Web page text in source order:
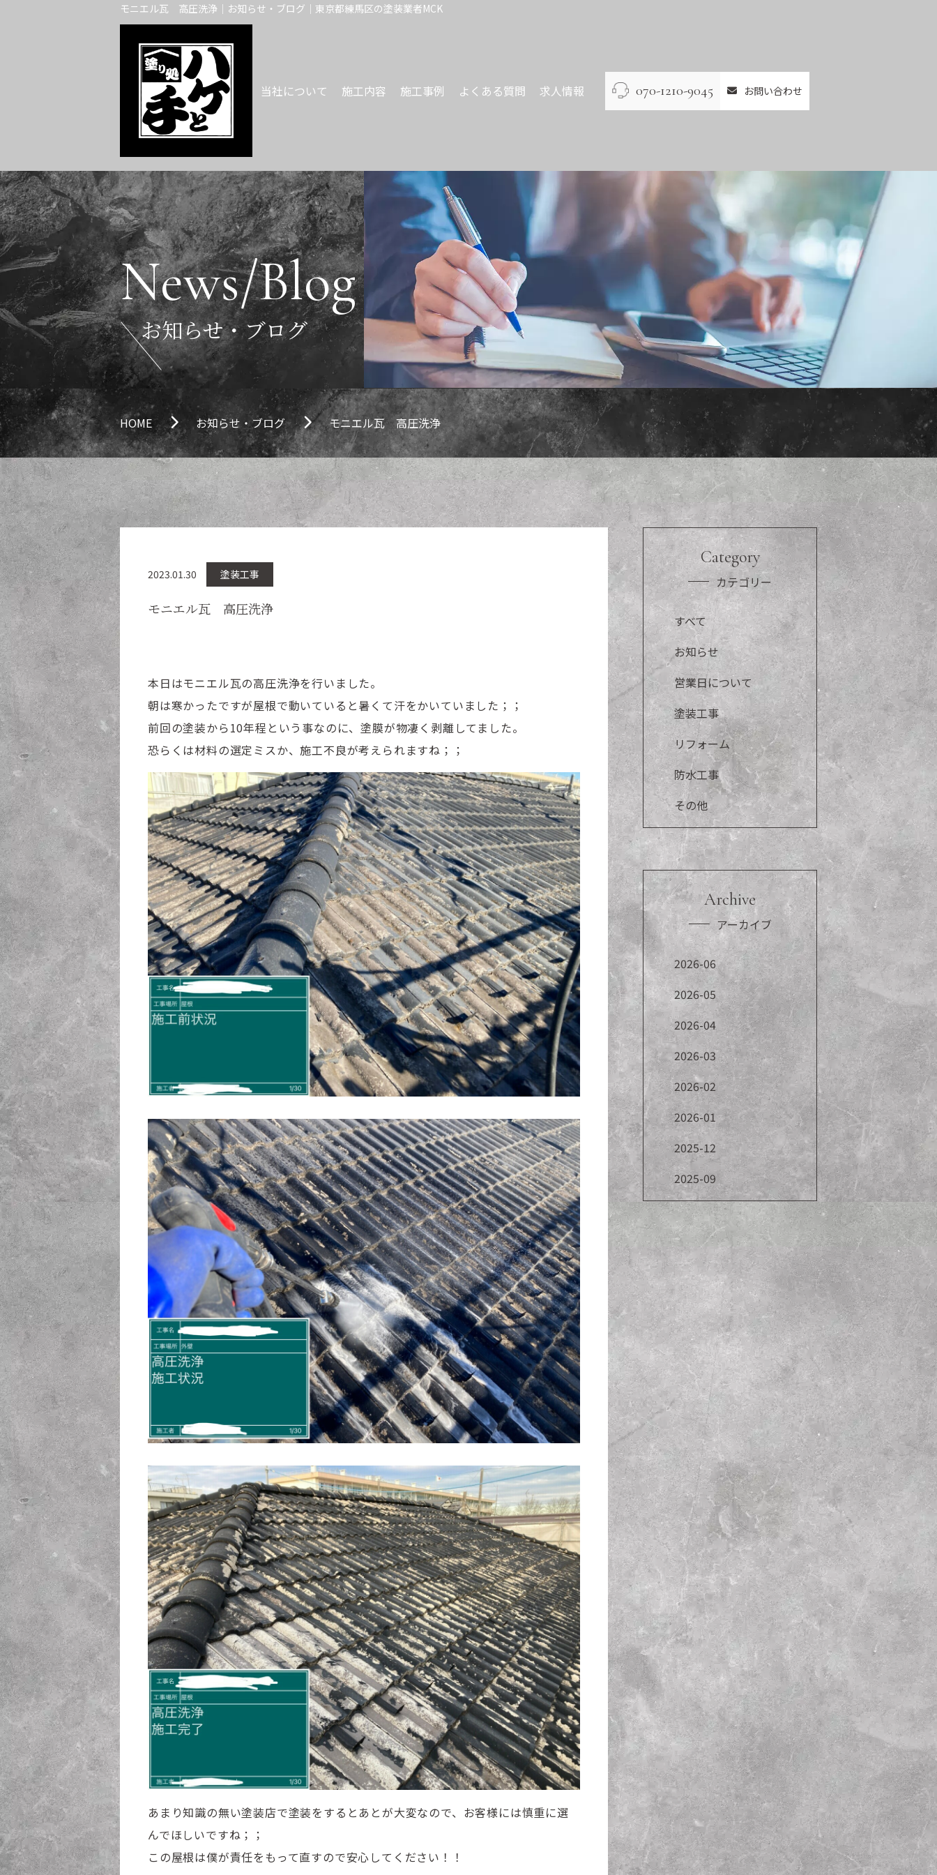
モニエル瓦 高圧洗浄｜お知らせ・ブログ｜東京都練馬区の塗装業者MCK
当社について 施工内容 施工事例 よくある質問 求人情報 070-1210-9045 お問い合わせ
News/Blog
お知らせ・ブログ
HOME お知らせ・ブログ モニエル瓦 高圧洗浄
2023.01.30 塗装工事
モニエル瓦 高圧洗浄
本日はモニエル瓦の高圧洗浄を行いました。
朝は寒かったですが屋根で動いていると暑くて汗をかいていました；；
前回の塗装から10年程という事なのに、塗膜が物凄く剥離してました。
恐らくは材料の選定ミスか、施工不良が考えられますね；；
あまり知識の無い塗装店で塗装をするとあとが大変なので、お客様には慎重に選
んでほしいですね；；
この屋根は僕が責任をもって直すので安心してください！！
Category
カテゴリー
すべて
お知らせ
営業日について
塗装工事
リフォーム
防水工事
その他
Archive
アーカイブ
2026-06
2026-05
2026-04
2026-03
2026-02
2026-01
2025-12
2025-09